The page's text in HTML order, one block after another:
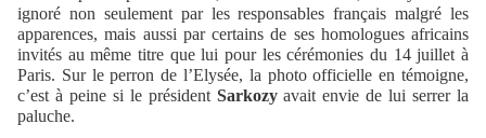
ignoré non seulement par les responsables français malgré les
apparences, mais aussi par certains de ses homologues africains
invités au même titre que lui pour les cérémonies du 14 juillet à
Paris. Sur le perron de l’Elysée, la photo officielle en témoigne,
c’est à peine si le président Sarkozyavait envie de lui serrer la
paluche.